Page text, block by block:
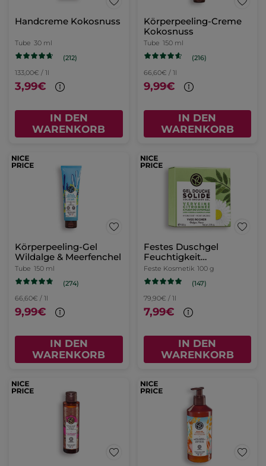
Handcreme Kokosnuss
Tube 30 ml
(212)
133,00€ / 1l
3,99€
IN DEN
WARENKORB
Körperpeeling-Creme
Kokosnuss
Tube 150 ml
(216)
66,60€ / 1l
9,99€
IN DEN
WARENKORB
Körperpeeling-Gel
Wildalge & Meerfenchel
Tube 150 ml
(274)
66,60€ / 1l
9,99€
IN DEN
WARENKORB
Festes Duschgel
Feuchtigkeit
Zitronenverbene &
Kamillenblüte
Feste Kosmetik 100 g
(147)
79,90€ / 1l
7,99€
IN DEN
WARENKORB